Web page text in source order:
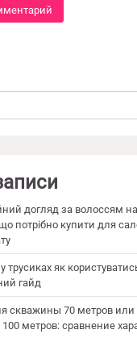
догляд за волоссям
потрібно купити для
у трусиках як
гайд
скважины 70 метров
метров: сравнение